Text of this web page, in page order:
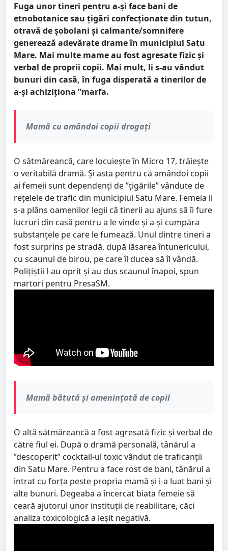
Fuga unor tineri pentru a-și face bani de
etnobotanice sau țigări confecționate din tutun,
otravă de șobolani și calmante/somnifere
generează adevărate drame în municipiul Satu
Mare. Mai multe mame au fost agresate fizic și
verbal de proprii copii. Mai mult, li s-au vândut
bunuri din casă, în fuga disperată a tinerilor de
a-și achiziționa ”marfa.
Mamă cu amândoi copii drogați
O sătmăreancă, care locuiește în Micro 17, trăiește
o veritabilă dramă. Și asta pentru că amândoi copii
ai femeii sunt dependenți de ”țigările” vândute de
rețelele de trafic din municipiul Satu Mare. Femeia li
s-a plâns oamenilor legii că tinerii au ajuns să îi fure
lucruri din casă pentru a le vinde și a-și cumpăra
substanțele pe care le fumează. Unul dintre tineri a
fost surprins pe stradă, după lăsarea întunericului,
cu scaunul de birou, pe care îl ducea să îl vândă.
Polițiștii l-au oprit și au dus scaunul înapoi, spun
martori pentru PresaSM.
Mamă bătută și amenințată de copil
O altă sătmăreancă a fost agresată fizic și verbal de
către fiul ei. După o dramă personală, tânărul a
”descoperit” cocktail-ul toxic vândut de traficanții
din Satu Mare. Pentru a face rost de bani, tânărul a
intrat cu forța peste propria mamă și i-a luat bani și
alte bunuri. Degeaba a încercat biata femeie să
ceară ajutorul unor instituții de reabilitare, căci
analiza toxicologică a ieșit negativă.